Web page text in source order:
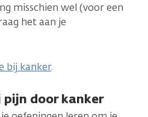
misschien wel (voor een
het aan je
bij kanker.
door kanker